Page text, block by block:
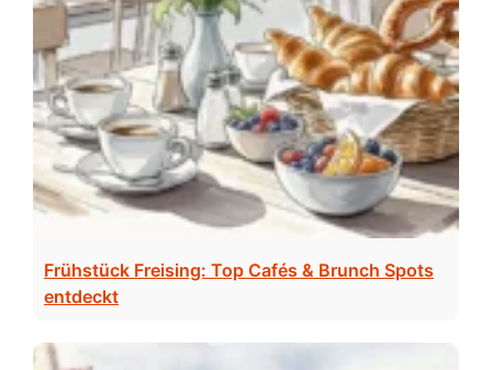
Frühstück Freising: Top Cafés & Brunch Spots
entdeckt